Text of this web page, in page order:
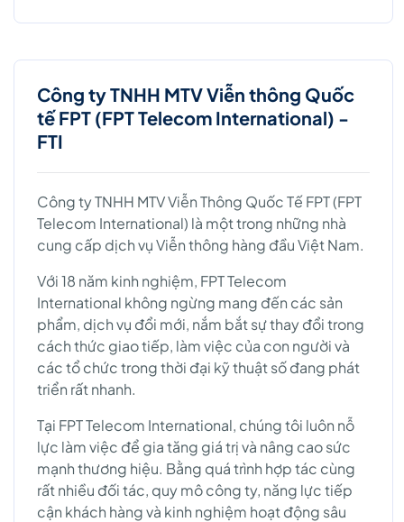
Công ty TNHH MTV Viễn thông Quốc
tế FPT (FPT Telecom International) -
FTI
Công ty TNHH MTV Viễn Thông Quốc Tế FPT (FPT
Telecom International) là một trong những nhà
cung cấp dịch vụ Viễn thông hàng đầu Việt Nam.
Với 18 năm kinh nghiệm, FPT Telecom
International không ngừng mang đến các sản
phẩm, dịch vụ đổi mới, nắm bắt sự thay đổi trong
cách thức giao tiếp, làm việc của con người và
các tổ chức trong thời đại kỹ thuật số đang phát
triển rất nhanh.
Tại FPT Telecom International, chúng tôi luôn nỗ
lực làm việc để gia tăng giá trị và nâng cao sức
mạnh thương hiệu. Bằng quá trình hợp tác cùng
rất nhiều đối tác, quy mô công ty, năng lực tiếp
cận khách hàng và kinh nghiệm hoạt động sâu